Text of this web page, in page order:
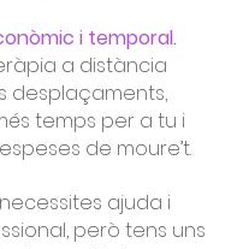
i temporal.
a distància
desplaçaments,
temps per a tu i
de moure’t.
ajuda i
però tens uns